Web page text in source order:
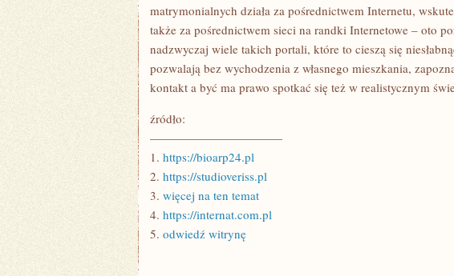
matrymonialnych działa za pośrednictwem Internetu,
także za pośrednictwem sieci na randki Internetowe – oto
nadzwyczaj wiele takich portali, które to cieszą się
pozwalają bez wychodzenia z własnego mieszkania,
kontakt a być ma prawo spotkać się też w realistycznym
źródło:
———————————
1. https://bioarp24.pl
2. https://studioveriss.pl
3. więcej na ten temat
4. https://internat.com.pl
5. odwiedź witrynę